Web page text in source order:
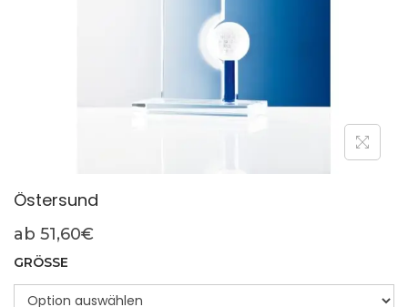
Östersund
ab 51,60€
GRÖSSE